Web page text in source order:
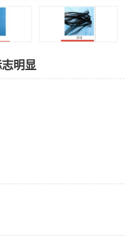
明显